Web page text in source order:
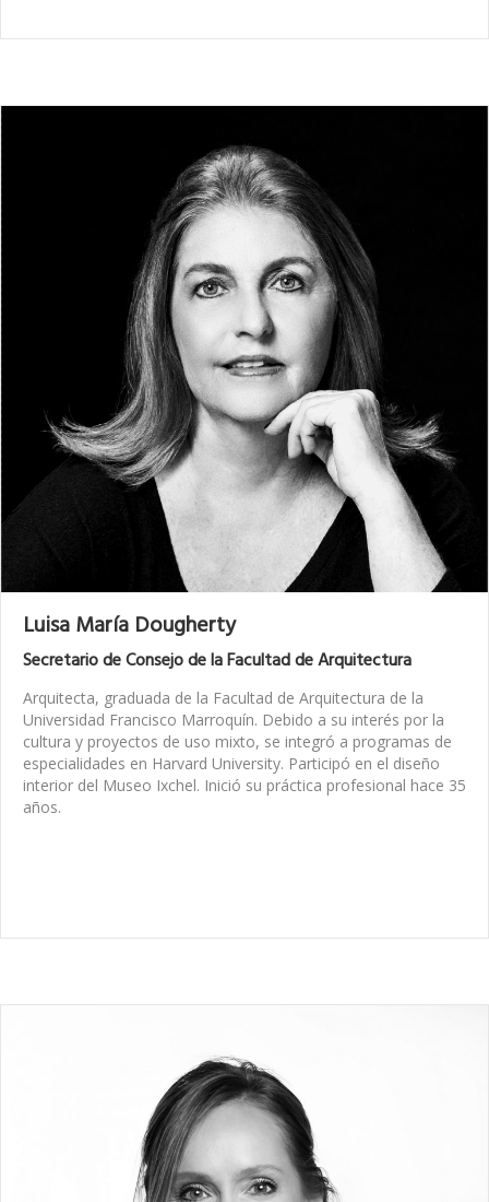
Luisa María Dougherty
Secretario de Consejo de la Facultad de Arquitectura
Arquitecta, graduada de la Facultad de Arquitectura de la
Universidad Francisco Marroquín. Debido a su interés por la
cultura y proyectos de uso mixto, se integró a programas de
especialidades en Harvard University. Participó en el diseño
interior del Museo Ixchel. Inició su práctica profesional hace 35
años.